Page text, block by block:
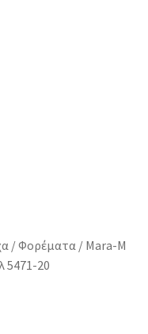
/Φορέματα / Mara-M
5471-20